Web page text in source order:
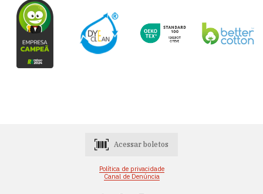
Acessar boletos
Política de privacidade
Canal de Denúncia